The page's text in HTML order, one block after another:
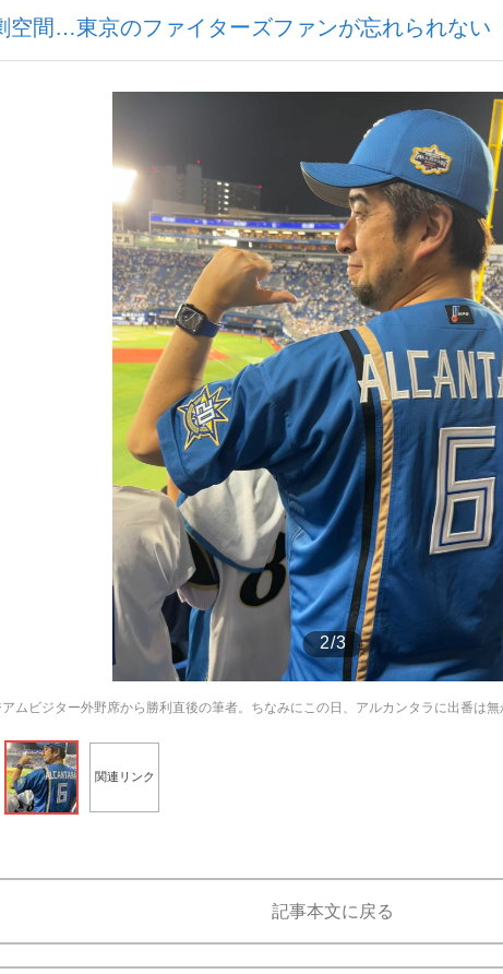
はどちらでもいい」リアル『九条の大罪』弁護士が明かすトク...
もっと見る
空間…東京のファイターズファンが忘れられない
2/3
ムビジター外野席から勝利直後の筆者。ちなみにこの日、アルカンタラに出番は
関連リンク
記事本文に戻る